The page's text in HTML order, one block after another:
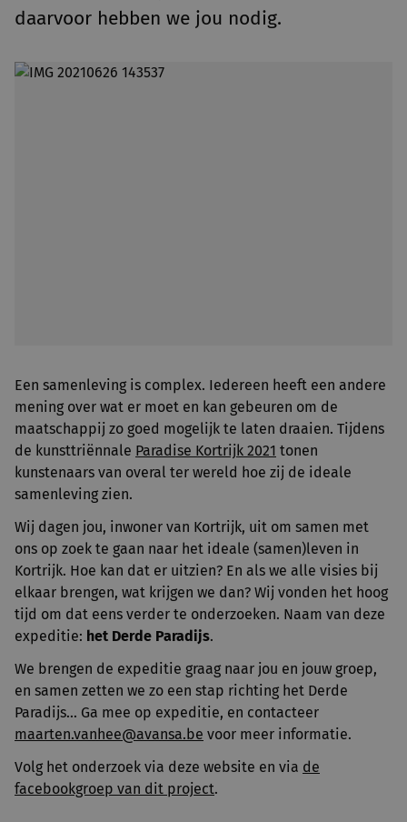
daarvoor hebben we jou nodig.
Een samenleving is complex. Iedereen heeft een andere
mening over wat er moet en kan gebeuren om de
maatschappij zo goed mogelijk te laten draaien. Tijdens
de kunsttriënnale Paradise Kortrijk 2021 tonen
kunstenaars van overal ter wereld hoe zij de ideale
samenleving zien.
Wij dagen jou, inwoner van Kortrijk, uit om samen met
ons op zoek te gaan naar het ideale (samen)leven in
Kortrijk. Hoe kan dat er uitzien? En als we alle visies bij
elkaar brengen, wat krijgen we dan? Wij vonden het hoog
tijd om dat eens verder te onderzoeken. Naam van deze
expeditie: het Derde Paradijs.
We brengen de expeditie graag naar jou en jouw groep,
en samen zetten we zo een stap richting het Derde
Paradijs... Ga mee op expeditie, en contacteer
maarten.vanhee@avansa.be voor meer informatie.
Volg het onderzoek via deze website en via de
facebookgroep van dit project.